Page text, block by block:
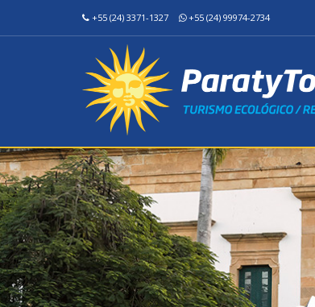
+55 (24) 3371-1327 +55 (24) 99974-2734